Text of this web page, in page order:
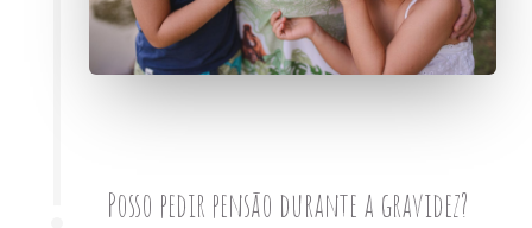
Posso pedir pensão durante a gravidez?